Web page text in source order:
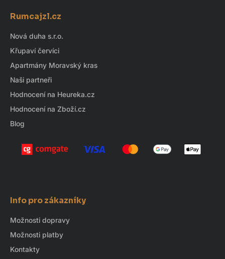
Rumcajzl.cz
Nová duha s.r.o.
Křupaví červíci
Apartmány Moravský kras
Naši partneři
Hodnocení na Heureka.cz
Hodnocení na Zboží.cz
Blog
Info pro zákazníky
Možnosti dopravy
Možnosti platby
Kontakty